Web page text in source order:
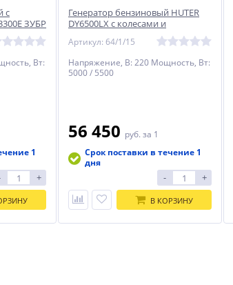
с
ЗУБР
Вт:
1
+
Генератор бензиновый HUTER
DY6500LX с колесами и
Артикул: 64/1/15
Напряжение, В: 220 Мощность, Вт:
5000 / 5500
56 450 руб. за 1
Срок поставки в течение 1
дня
- +
В КОРЗИНУ